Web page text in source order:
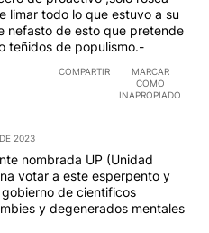
limar todo lo que estuvo a su
nefasto de esto que pretende
teñidos de populismo.-
COMPARTIR
MARCAR
COMO
INAPROPIADO
2023
nombrada UP (Unidad
votar a este esperpento y
de cientificos
y degenerados mentales